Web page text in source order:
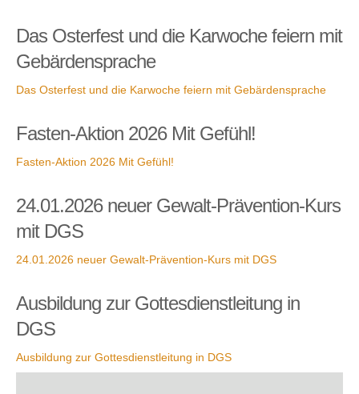
Das Osterfest und die Karwoche feiern mit
Gebärdensprache
Das Osterfest und die Karwoche feiern mit Gebärdensprache
Fasten-Aktion 2026 Mit Gefühl!
Fasten-Aktion 2026 Mit Gefühl!
24.01.2026 neuer Gewalt-Prävention-Kurs
mit DGS
24.01.2026 neuer Gewalt-Prävention-Kurs mit DGS
Ausbildung zur Gottesdienstleitung in
DGS
Ausbildung zur Gottesdienstleitung in DGS